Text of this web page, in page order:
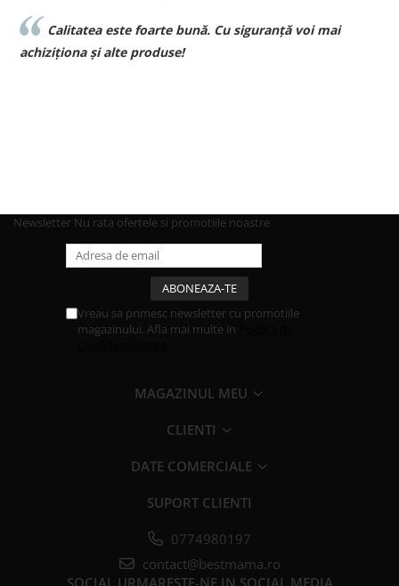
Calitatea este foarte bună. Cu siguranță voi mai
achiziționa și alte produse!
Newsletter Nu rata ofertele si promotiile noastre
Vreau sa primesc newsletter cu promotiile
magazinului. Afla mai multe in
MAGAZINUL MEU
CLIENTI
DATE COMERCIALE
SUPORT CLIENTI
0774980197
contact@bestmama.ro
SOCIAL URMARESTE-NE IN SOCIAL MEDIA